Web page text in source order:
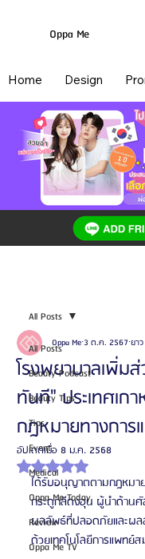
Oppa Me
Home Design
All Posts
Beauty Podcast
Beauty Tips
Tips
Event
Medical
Oppa Me Today
Review
Oppa Me TV
All Posts
โรงพยาบาลเพิ่ม
ทันที" ประเทศเก
กฎหมายทางการ
Oppa Me 3 ต.ค. 2567 ยา
อัปเดตเมื่อ 8 ม.ค. 2568
ได้รับ NaN เต็ม 5 ดาว
ได้รับอนุญาตตามกฎหมา
กระดูกลีดงฮุน ผู้นำด้านศั
ผลลัพธ์ที่ปลอดภัยและผ
ด้วยเทคโนโลยีการแพทย์